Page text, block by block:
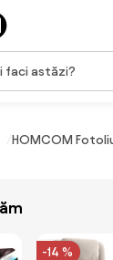
HOMCOM
-14 %